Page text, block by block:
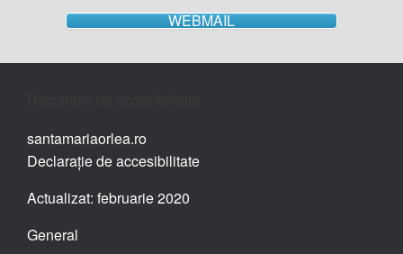
WEBMAIL
santamariaorlea.ro
Declarație de accesibilitate
Actualizat: februarie 2020
General